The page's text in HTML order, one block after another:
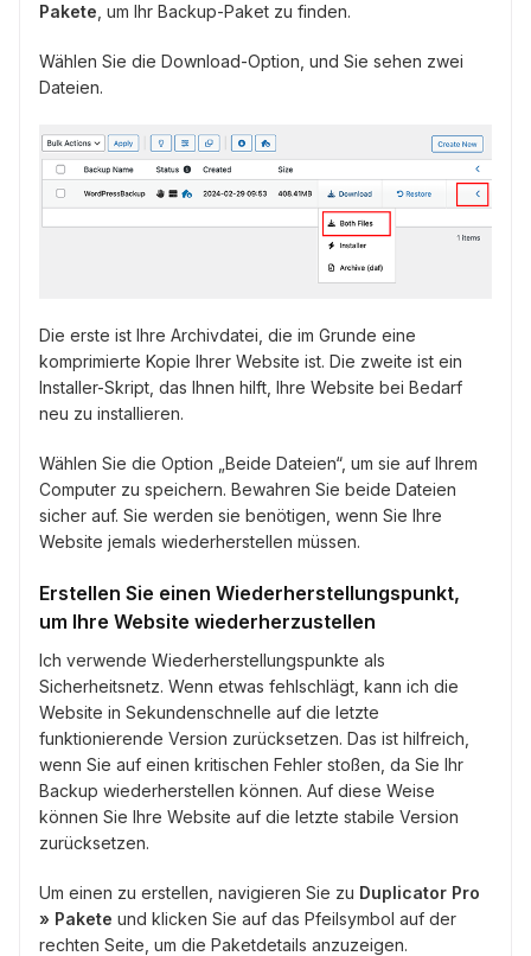
Pakete , um Ihr Backup-Paket zu finden.
Wählen Sie die Download-Option, und Sie sehen zwei
Dateien.
Die erste ist Ihre Archivdatei, die im Grunde eine
komprimierte Kopie Ihrer Website ist. Die zweite ist ein
Installer-Skript, das Ihnen hilft, Ihre Website bei Bedarf
neu zu installieren.
Wählen Sie die Option „Beide Dateien“, um sie auf Ihrem
Computer zu speichern. Bewahren Sie beide Dateien
sicher auf. Sie werden sie benötigen, wenn Sie Ihre
Website jemals wiederherstellen müssen.
Erstellen Sie einen Wiederherstellungspunkt,
um Ihre Website wiederherzustellen
Ich verwende Wiederherstellungspunkte als
Sicherheitsnetz. Wenn etwas fehlschlägt, kann ich die
Website in Sekundenschnelle auf die letzte
funktionierende Version zurücksetzen. Das ist hilfreich,
wenn Sie auf einen kritischen Fehler stoßen, da Sie Ihr
Backup wiederherstellen können. Auf diese Weise
können Sie Ihre Website auf die letzte stabile Version
zurücksetzen.
Um einen zu erstellen, navigieren Sie zu Duplicator Pro
» Pakete und klicken Sie auf das Pfeilsymbol auf der
rechten Seite, um die Paketdetails anzuzeigen.